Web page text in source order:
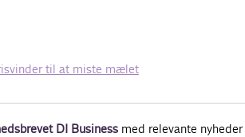
til at miste mælet
DI Businessmed relevante nyheder